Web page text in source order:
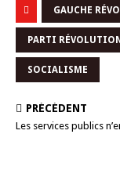
GAUCHE
PARTI
SOCIALISME
PRÉCÉDENT
Les services publics